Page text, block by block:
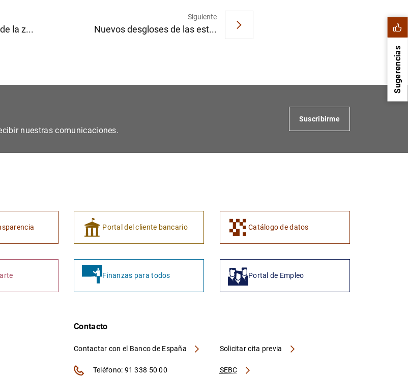
la z...
Siguiente
Nuevos desgloses de las est...
Sugerencias
nuestras comunicaciones.
Suscribirme
Portal del cliente bancario Catálogo de datos
Finanzas para todos Portal de Empleo
Contacto
Contactar con el Banco de España
SEBC
Solicitar cita previa
Teléfono: 91 338 50 00